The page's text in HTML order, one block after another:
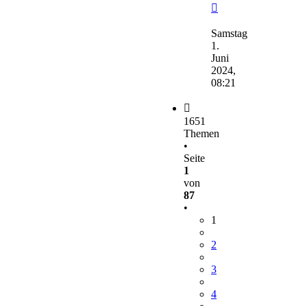
Beitrag
Samstag
1.
Juni
2024,
08:21
1651
Themen
•
Seite
1
von
87
•
1
2
3
4